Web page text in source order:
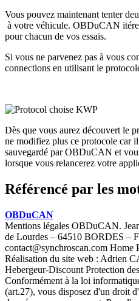
Vous pouvez maintenant tenter
à votre véhicule. OBDuCAN
pour chacun de vos essais.
Si vous ne parvenez pas à vous
connections en utilisant le
Dès que vous aurez découvert le
ne modifiez plus ce protocole car
sauvegardé par OBDuCAN et
lorsque vous relancerez votre
Référencé par les
OBDuCAN
Mentions légales OBDuCAN.
de Lourdes – 64510 BORDES –
contact@synchroscan.com Home
Réalisation du site web : Adrien
Hebergeur-Discount Protection
Conformément à la loi
(art.27), vous disposez d'un droit